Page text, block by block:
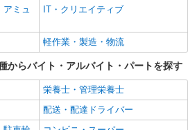
アミュ
IT・クリエイティブ
軽作業・製造・物流
からバイト・アルバイト・パートを探す
栄養士・管理栄養士
配送・配達ドライバー